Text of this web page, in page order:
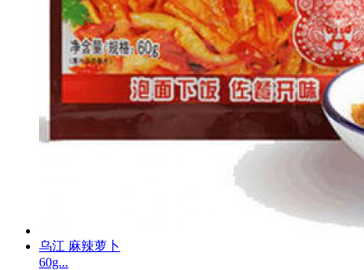
乌江 麻辣萝卜
60g...